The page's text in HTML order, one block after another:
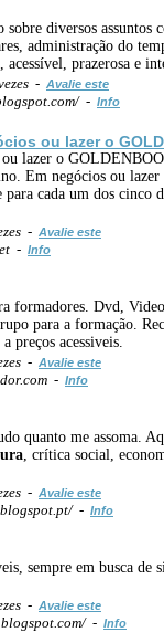
diversos assuntos
administração do
prazerosa e
- Avalie este
- Info
ou lazer o
ou lazer o
Em negócios ou
para cada um dos cinco
- Avalie este
- Info
formadores. Dvd,
para a formação.
preços acessiveis.
- Avalie este
- Info
quanto me assoma.
, crítica social,
- Avalie este
- Info
sempre em busca de
- Avalie este
- Info